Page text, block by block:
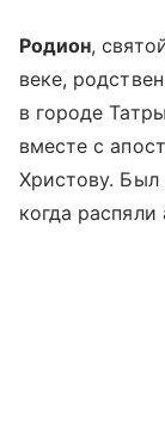
Родион,
веке,
в городе
вместе с
Христову. Был
когда